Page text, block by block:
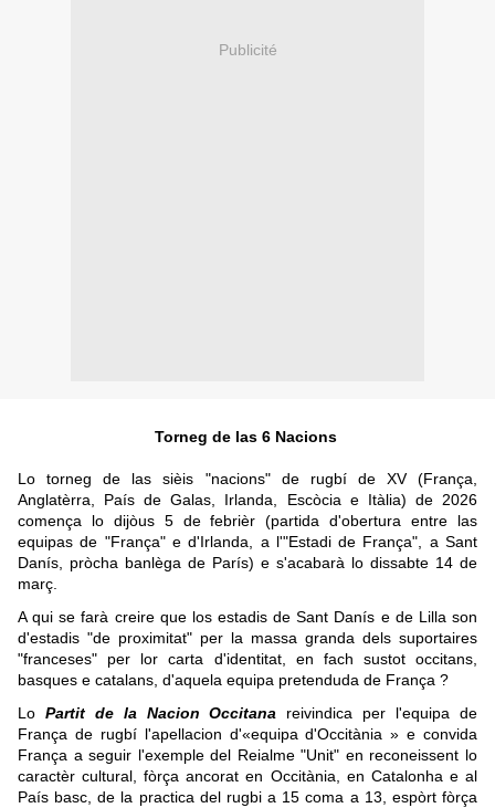
Publicité
Torneg de las 6 Nacions
Lo torneg de las sièis "nacions" de rugbíde XV (França,
Anglatèrra, País de Galas, Irlanda, Escòcia e Itàlia) de 2026
comença lo dijòus 5 de febrièr (partida d'obertura entre las
equipas de "França" e d'Irlanda, a l'"Estadi de França", a Sant
Danís, pròcha banlèga de París) e s'acabarà lo dissabte 14 de
març.
A qui se farà creire que los estadis de Sant Danís e de Lilla son
d'estadis "de proximitat" per la massa granda dels suportaires
"franceses" per lor carta d'identitat, en fach sustot occitans,
basques e catalans, d'aquela equipa pretenduda de França ?
Lo Partit de la Nacion Occitana reivindica per l'equipa de
França de rugbíl'apellacion d'«equipa d'Occitània » e convida
França a seguir l'exemple del Reialme "Unit" en reconeissent lo
caractèr cultural, fòrça ancorat en Occitània, en Catalonha e al
País basc, de la practica del rugbi a 15 coma a 13, espòrt fòrça